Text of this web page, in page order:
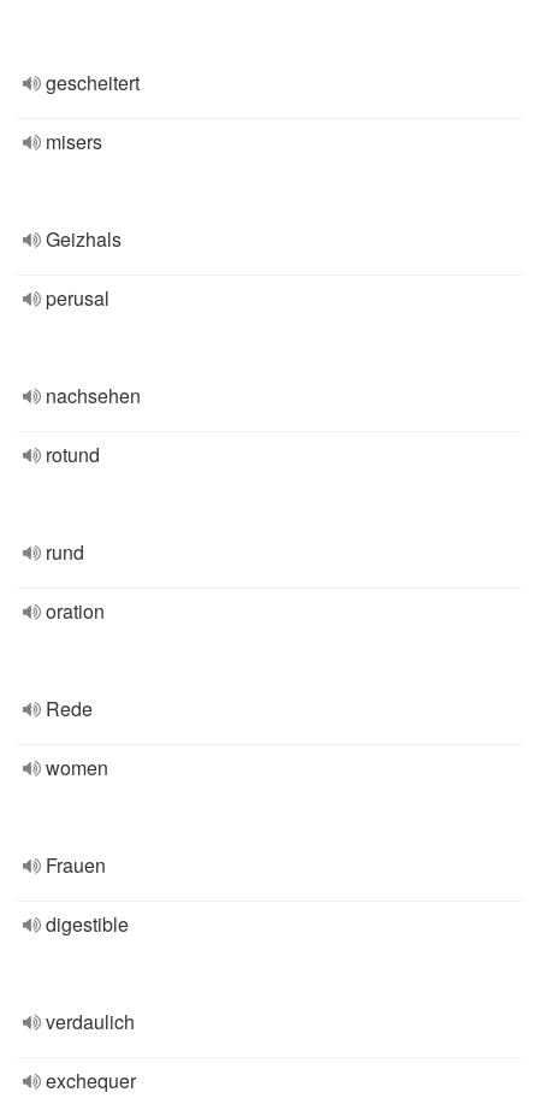
gescheitert
misers
Geizhals
perusal
nachsehen
rotund
rund
oration
Rede
women
Frauen
digestible
verdaulich
exchequer